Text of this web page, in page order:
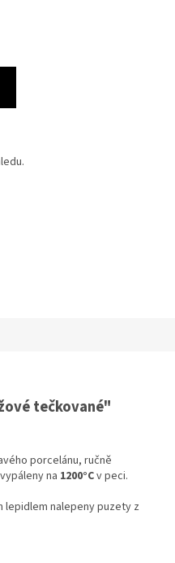
tečkované"
porcelánu, ručně
na 1200°Cv peci.
lepidlem nalepeny puzety z